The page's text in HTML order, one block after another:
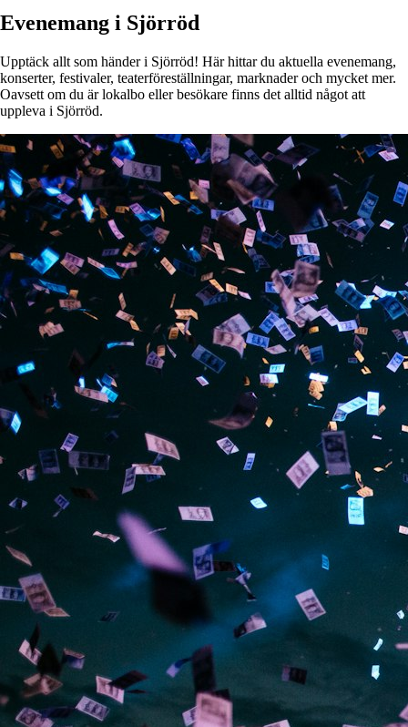
Evenemang i Sjörröd
Upptäck allt som händer i Sjörröd! Här hittar du aktuella evenemang,
konserter, festivaler, teaterföreställningar, marknader och mycket mer.
Oavsett om du är lokalbo eller besökare finns det alltid något att
uppleva i Sjörröd.